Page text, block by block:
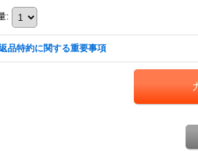
:
品特約に関する重要事項